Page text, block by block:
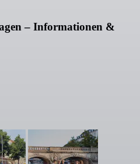
– Informationen &